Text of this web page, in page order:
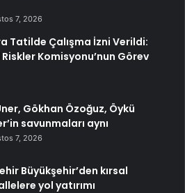
7, 2026
Tatilde Çalışma İzni Verildi:
Komisyonu’nun Görev
Gökhan Özoğuz, Öykü
savunmaları aynı
7, 2026
Büyükşehir’den kırsal
yol yatırımı